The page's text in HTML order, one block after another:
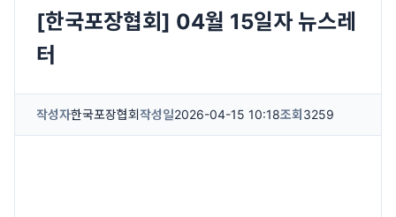
[한국포장협회] 04월 15일자 뉴스레
터
작성자한국포장협회작성일2026-04-15 10:18조회 3259